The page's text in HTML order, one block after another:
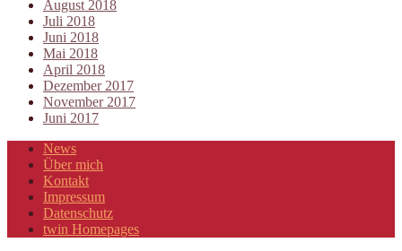
August 2018
Juli 2018
Juni 2018
Mai 2018
April 2018
Dezember 2017
November 2017
Juni 2017
News
Über mich
Kontakt
Impressum
Datenschutz
twin Homepages